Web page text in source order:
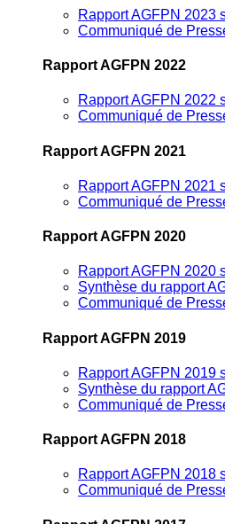
Rapport AGFPN 2023
Communiqué de
Rapport AGFPN 2022
Rapport AGFPN 2022
Communiqué de
Rapport AGFPN 2021
Rapport AGFPN 2021
Communiqué de
Rapport AGFPN 2020
Rapport AGFPN 2020
Synthèse du rapport
Communiqué de
Rapport AGFPN 2019
Rapport AGFPN 2019
Synthèse du rapport
Communiqué de
Rapport AGFPN 2018
Rapport AGFPN 2018
Communiqué de